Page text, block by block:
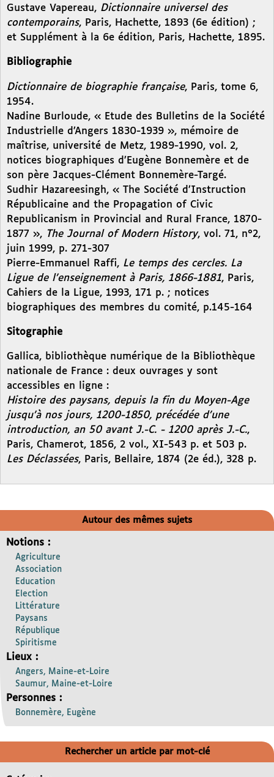
Gustave Vapereau, Dictionnaire universel des
contemporains, Paris, Hachette, 1893 (6e édition) ;
et Supplément à la 6e édition, Paris, Hachette, 1895.
Bibliographie
Dictionnaire de biographie française, Paris, tome 6,
1954.
Nadine Burloude, « Etude des Bulletins de la Société
Industrielle d’Angers 1830-1939 », mémoire de
maîtrise, université de Metz, 1989-1990, vol. 2,
notices biographiques d’Eugène Bonnemère et de
son père Jacques-Clément Bonnemère-Targé.
Sudhir Hazareesingh, « The Société d’Instruction
Républicaine and the Propagation of Civic
Republicanism in Provincial and Rural France, 1870-
1877 », The Journal of Modern History, vol. 71, n°2,
juin 1999, p. 271-307
Pierre-Emmanuel Raffi, Le temps des cercles. La
Ligue de l’enseignement à Paris, 1866-1881, Paris,
Cahiers de la Ligue, 1993, 171 p. ; notices
biographiques des membres du comité, p.145-164
Sitographie
Gallica, bibliothèque numérique de la Bibliothèque
nationale de France : deux ouvrages y sont
accessibles en ligne :
Histoire des paysans, depuis la fin du Moyen-Age
jusqu’à nos jours, 1200-1850, précédée d’une
introduction, an 50 avant J.-C. - 1200 après J.-C.,
Paris, Chamerot, 1856, 2 vol., XI-543 p. et 503 p.
Les Déclassées, Paris, Bellaire, 1874 (2e éd.), 328 p.
Autour des mêmes sujets
Notions :
Agriculture
Association
Education
Election
Littérature
Paysans
République
Spiritisme
Lieux :
Angers, Maine-et-Loire
Saumur, Maine-et-Loire
Personnes :
Bonnemère, Eugène
Rechercher un article par mot-clé